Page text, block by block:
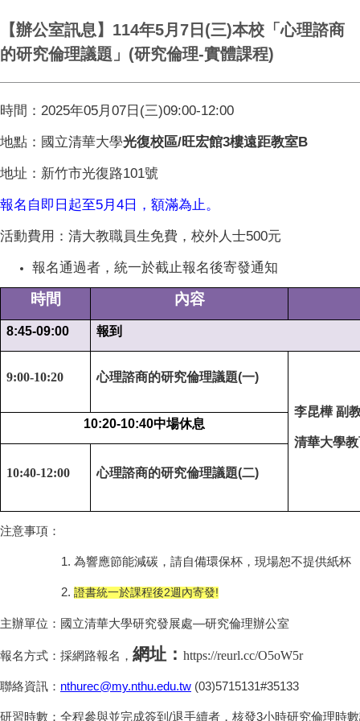
【辦公室訊息】114年5月7日(三)本校「心理諮商
的研究倫理議題」(研究倫理-實體課程)
時間：2025年05月07日(三)09:00-12:00
地點：國立清華大學光復校區/旺宏館3樓遠距教室B
地址：新竹市光復路101號
報名自即日起至5月4日，額滿為止。
活動費用：清大教職員生免費，校外人士500元
報名通過者，統一於截止報名後寄發通知
時間 內容
8:45-09:00 報到
9:00-10:20 心理諮商的研究倫理議題(一)
李昆樺 副
清華大學
10:20-10:40中場休息
10:40-12:00 心理諮商的研究倫理議題(二)
注意事項：
1.為響應節能減碳，請自備環保杯，現場恕不提供紙杯
2.證書統一於課程後2週內寄發!
主辦單位：國立清華大學研究發展處—研究倫理辦公室
報名方式：採網路報名， 網址： https://reurl.cc/O5oW5r
聯絡資訊： nthurec@my.nthu.edu.tw (03)5715131#35133
研習時數：全程參與並完成簽到/退手續者，核發3小時研究倫理時